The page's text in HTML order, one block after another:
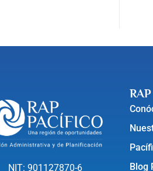
NIT: 901127870-6
Blog